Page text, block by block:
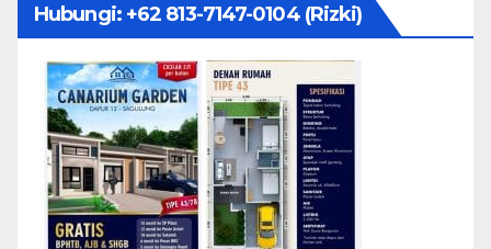
Hubungi: ‪+62 813-7147-0104‬ (Rizki)